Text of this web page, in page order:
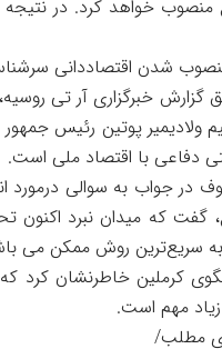
منصوب خواهد کرد. در
شدن اقتصاددانی
گزارش خبرگزاری آر تی
ولادیمیر پوتین رئیس
دفاعی با اقتصاد ملی است.
در جواب به سوالی درمورد
گفت که میدان نبرد اکنون
به سریع‌ترین روش ممکن می
کرملین خاطرنشان کرد
مهم است.
مطلب/